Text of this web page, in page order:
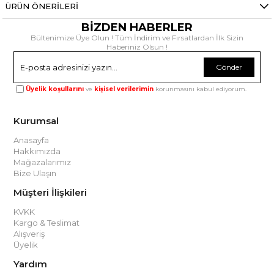
ÜRÜN ÖNERILERI
BİZDEN HABERLER
Bültenimize Üye Olun ! Tüm İndirim ve Fırsatlardan İlk Sizin
Haberiniz Olsun !
Gönder
Üyelik koşullarını ve kişisel verilerimin korunmasını kabul ediyorum.
Kurumsal
Anasayfa
Hakkımızda
Mağazalarımız
Bize Ulaşın
Müşteri İlişkileri
KVKK
Kargo & Teslimat
Alışveriş
Üyelik
Yardım